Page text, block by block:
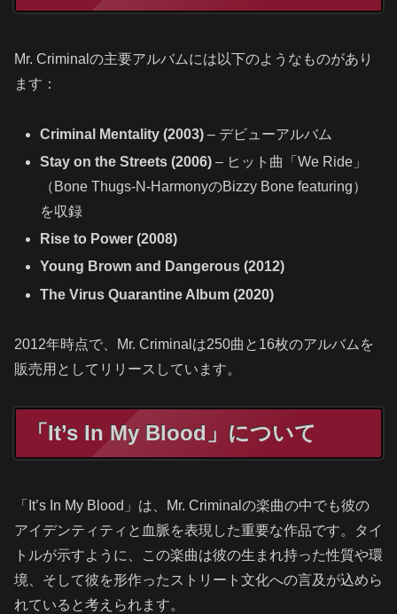
Mr. Criminalの主要アルバムには以下のようなものがあり
ます：
Criminal Mentality (2003) – デビューアルバム
Stay on the Streets (2006) – ヒット曲「We Ride」
（Bone Thugs-N-HarmonyのBizzy Bone featuring）
を収録
Rise to Power (2008)
Young Brown and Dangerous (2012)
The Virus Quarantine Album (2020)
2012年時点で、Mr. Criminalは250曲と16枚のアルバムを
販売用としてリリースしています。
「It’s In My Blood」について
「It’s In My Blood」は、Mr. Criminalの楽曲の中でも彼の
アイデンティティと血脈を表現した重要な作品です。タイ
トルが示すように、この楽曲は彼の生まれ持った性質や環
境、そして彼を形作ったストリート文化への言及が込めら
れていると考えられます。